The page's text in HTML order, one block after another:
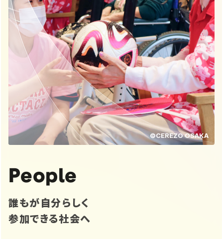
©CEREZO OSAKA
People
誰もが自分らしく
参加できる社会へ